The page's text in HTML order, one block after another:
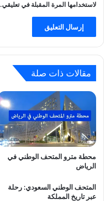
لاستخدامها المرة المقبلة في تعليقي.
مقالات ذات صلة
محطة مترو المتحف الوطني في
الرياض
المتحف الوطني السعودي: رحلة
عبر تاريخ المملكة